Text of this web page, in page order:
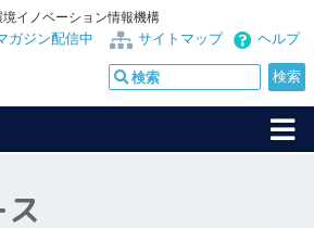
イノベーション情報機構
ヘルプ
サイトマップ
ガジン配信中